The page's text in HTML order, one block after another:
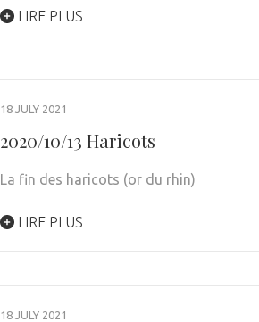
LIRE PLUS
18 JULY 2021
2020/10/13 Haricots
La fin des haricots (or du rhin)
LIRE PLUS
18 JULY 2021